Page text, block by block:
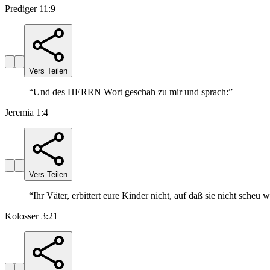
Prediger 11:9
Vers Teilen
“Und des HERRN Wort geschah zu mir und sprach:”
Jeremia 1:4
Vers Teilen
“Ihr Väter, erbittert eure Kinder nicht, auf daß sie nicht scheu
Kolosser 3:21